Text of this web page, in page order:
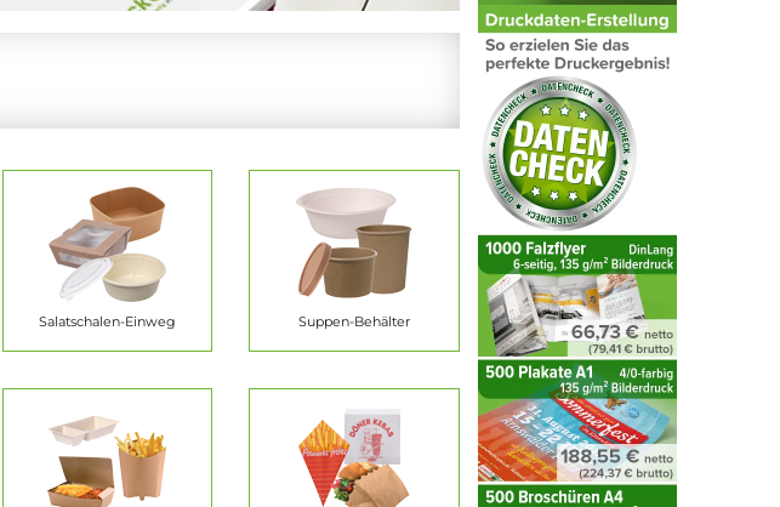
Salatschalen-Einweg Suppen-Behälter